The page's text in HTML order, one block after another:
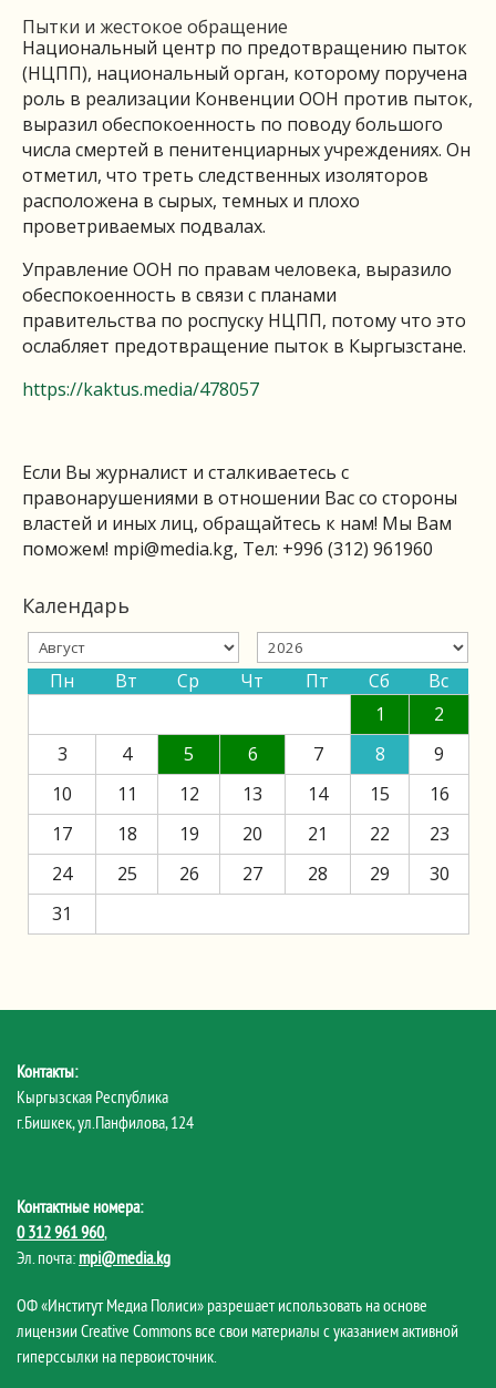
Пытки и жестокое обращение
Национальный центр по предотвращению пыток
(НЦПП), национальный орган, которому поручена
роль в реализации Конвенции ООН против пыток,
выразил обеспокоенность по поводу большого
числа смертей в пенитенциарных учреждениях. Он
отметил, что треть следственных изоляторов
расположена в сырых, темных и плохо
проветриваемых подвалах.
Управление ООН по правам человека, выразило
обеспокоенность в связи с планами
правительства по роспуску НЦПП, потому что это
ослабляет предотвращение пыток в Кыргызстане.
https://kaktus.media/478057
Если Вы журналист и сталкиваетесь с
правонарушениями в отношении Вас со стороны
властей и иных лиц, обращайтесь к нам! Мы Вам
поможем! mpi@media.kg, Тел: +996 (312) 961960
Календарь
Пн Вт Ср Чт Пт Сб
Вс
1
2
3
4 5 6 7 8
9
10
11 12 13 14 15
16
17
18 19 20 21 22
23
24
25 26 27 28 29
30
31
Контакты:
Кыргызская Республика
г.Бишкек, ул.Панфилова, 124
Контактные номера:
0 312 961 960,
Эл. почта: mpi@media.kg
ОФ «Институт Медиа Полиси» разрешает использовать на основе
лицензии Creative Commons все свои материалы с указанием активной
гиперссылки на первоисточник.